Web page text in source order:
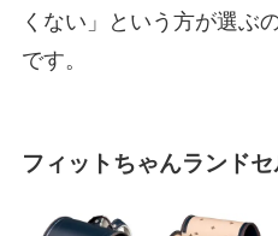
くない」という方が選ぶ
です。
フィットちゃんランドセ